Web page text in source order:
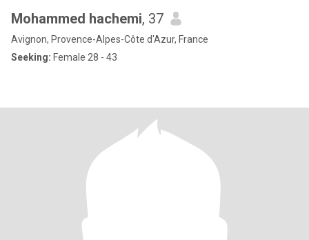
Mohammed hachemi, 37
Avignon, Provence-Alpes-Côte d'Azur, France
Seeking: Female 28 - 43